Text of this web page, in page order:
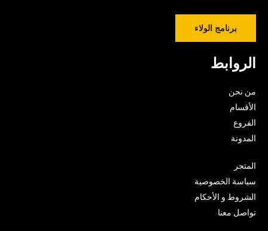
برنامج الولاء
الروابط
من نحن
الأقسام
الفروع
المدونة
المتجر
سياسة الخصوصية
الشروط و الأحكام
تواصل معنا